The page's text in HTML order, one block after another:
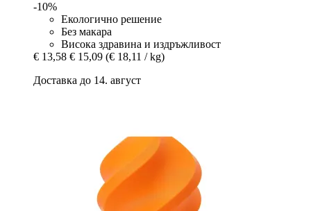
-10%
Екологично решение
Без макара
Висока здравина и издръжливост
€ 13,58 € 15,09 (€ 18,11 / kg)
Доставка до 14. август